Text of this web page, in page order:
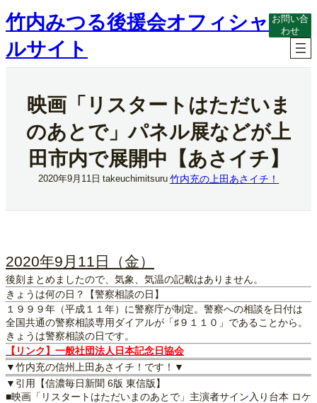
内
容
ス
キ
竹内みつる後援会オフィシャ
ルサイト
お問い合
わせ
映画「リスタートはただいま
のあとで」パネル展などが上
田市内で展開中【あさイチ】
2020年9月11日 takeuchimitsuru 竹内充の上田あさイチ！
2020年9月11日（金）
後刻まとめましたので、気象、気温の記載はありません。
きょうは何の日？【警察相談の日】
１９９９年（平成１１年）に警察庁が制定。警察への相談を日付は
全国共通の警察相談専用ダイアルが「♯９１１０」であることから。
きょうは警察相談の日です。
【リンク】一般社団法人日本記念日協会
▼竹内充の信州上田あさイチ！です！▼
▼引用【信濃毎日新聞 6版 東信版】
■映画「リスタートはただいまのあとで」主演者サイン入り台本 ロケ